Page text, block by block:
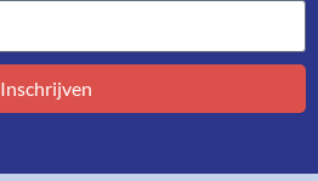
Inschrijven